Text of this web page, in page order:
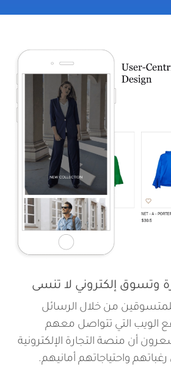
وتسوق إلكتروني لا تنسى
من خلال الرسائل
الويب التي تتواصل معهم
أن منصة التجارة الإلكترونية
واحتياجاتهم أمانيهم.